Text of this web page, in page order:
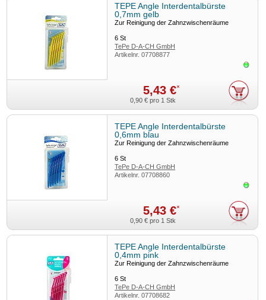
TEPE Angle Interdentalbürste
0,7mm gelb
Zur Reinigung der Zahnzwischenräume
6St
TePe D-A-CH GmbH
Artikelnr.07708877
5,43 €*
0,90 € pro 1 Stk
TEPE Angle Interdentalbürste
0,6mm blau
Zur Reinigung der Zahnzwischenräume
6St
TePe D-A-CH GmbH
Artikelnr.07708860
5,43 €*
0,90 € pro 1 Stk
TEPE Angle Interdentalbürste
0,4mm pink
Zur Reinigung der Zahnzwischenräume
6St
TePe D-A-CH GmbH
Artikelnr.07708682